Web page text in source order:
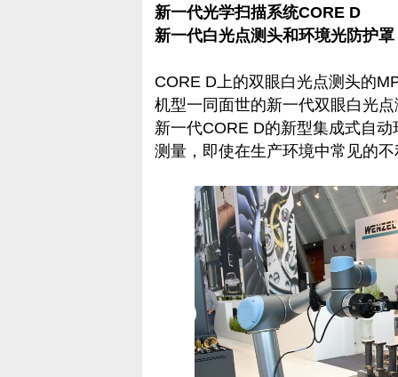
新一代光学扫描系统CORE D
新一代白光点测头和环境光防护罩
CORE D上的双眼白光点测头的
机型一同面世的新一代双眼白光
新一代CORE D的新型集成式自
测量，即使在生产环境中常见的